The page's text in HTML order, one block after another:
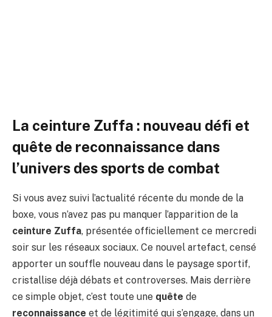
La ceinture Zuffa : nouveau défi et
quête de reconnaissance dans
l’univers des sports de combat
Si vous avez suivi l’actualité récente du monde de la
boxe, vous n’avez pas pu manquer l’apparition de la
ceinture Zuffa, présentée officiellement ce mercredi
soir sur les réseaux sociaux. Ce nouvel artefact, censé
apporter un souffle nouveau dans le paysage sportif,
cristallise déjà débats et controverses. Mais derrière
ce simple objet, c’est toute une quête de
reconnaissance et de légitimité qui s’engage, dans un